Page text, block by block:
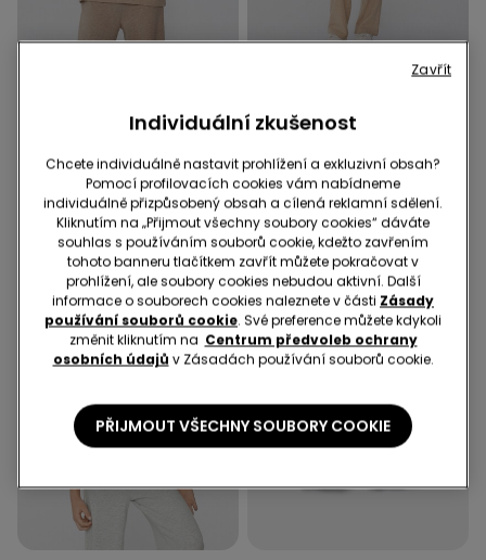
Dívčí Triko s Dlouhým
349,00 Kč
Dlouhé, Široké Kalhoty
349,00 Kč
Individuální zkušenost
Chcete individuálně nastavit prohlížení a exkluzivní obsah?
Pomocí profilovacích cookies vám nabídneme
individuálně přizpůsobený obsah a cílená reklamní sdělení.
Kliknutím na „Přijmout všechny soubory cookies“ dáváte
souhlas s používáním souborů cookie, kdežto zavřením
tohoto banneru tlačítkem zavřít můžete pokračovat v
prohlížení, ale soubory cookies nebudou aktivní. Další
informace o souborech cookies naleznete v části Zásady
používání souborů cookie. Své preference můžete kdykoli
změnit kliknutím na Centrum předvoleb ochrany
osobních údajů v Zásadách používání souborů cookie.
PŘIJMOUT VŠECHNY SOUBORY COOKIE
Zavřít